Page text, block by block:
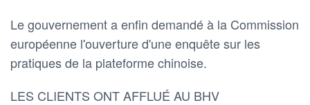
Le gouvernement a enfin demandé à la Commission
européenne l'ouverture d'une enquête sur les
pratiques de la plateforme chinoise.
LES CLIENTS ONT AFFLUÉ AU BHV